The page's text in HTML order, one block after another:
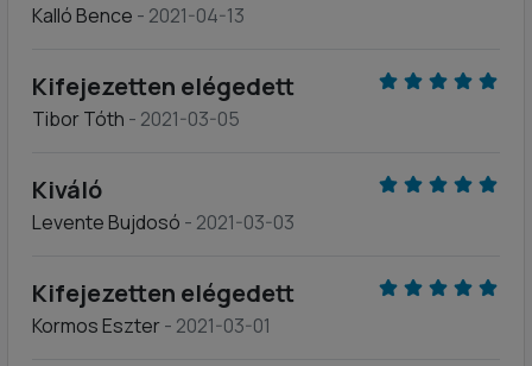
Kalló Bence - 2021-04-13
Kifejezetten elégedett
Tibor Tóth - 2021-03-05
Kiváló
Levente Bujdosó - 2021-03-03
Kifejezetten elégedett
Kormos Eszter- 2021-03-01